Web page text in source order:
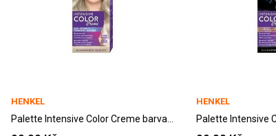
HENKEL
Palette Intensive Color Creme barva na vlasy...
HENKEL